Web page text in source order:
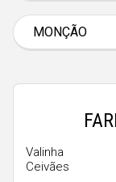
Braga
Bragança
Castelo
Évora
MONÇÃO
Valinha
Ceivães